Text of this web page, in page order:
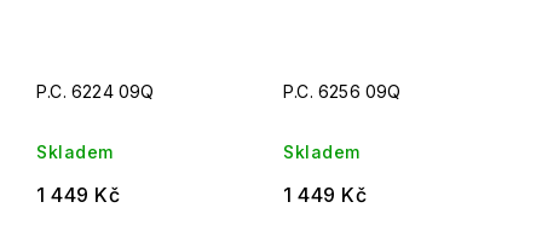
P.C. 6224 09Q
Skladem
1 449 Kč
P.C. 6256 09Q
Skladem
1 449 Kč